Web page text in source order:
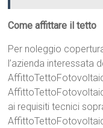
Come affittare il tetto
Per noleggio
l’azienda interessata
ai requisiti tecnici